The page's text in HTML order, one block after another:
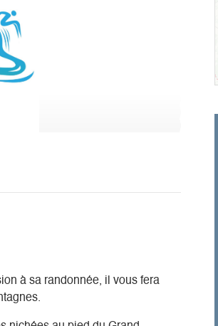
à sa randonnée, il vous fera